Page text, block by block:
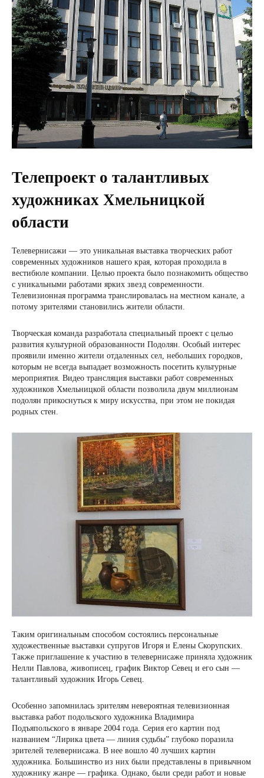
Телепроект о талантливых
художниках Хмельницкой
области
Телевернисажи — это уникальная выставка творческих работ
современных художников нашего края, которая проходила в
вестибюле компании. Целью проекта было познакомить общество
с уникальными работами ярких звезд современности.
Телевизионная программа транслировалась на местном канале, а
потому зрителями становились жители области.
Творческая команда разработала специальный проект с целью
развития культурной образованности Подолян. Особый интерес
проявили именно жители отдаленных сел, небольших городков,
которым не всегда выпадает возможность посетить культурные
мероприятия. Видео трансляция выставки работ современных
художников Хмельницкой области позволила двум миллионам
подолян прикоснуться к миру искусства, при этом не покидая
родных стен.
Таким оригинальным способом состоялись персональные
художественные выставки супругов Игоря и Елены Скорупских.
Также приглашение к участию в телевернисаже приняла художник
Нелли Павлова, живописец, график Виктор Севец и его сын —
талантливый художник Игорь Севец.
Особенно запомнилась зрителям невероятная телевизионная
выставка работ подольского художника Владимира
Подъяпольского в январе 2004 года. Серия его картин под
названием “Лирика цвета — линия судьбы” глубоко поразила
зрителей телевернисажа. В нее вошло 40 лучших картин
художника. Большинство из них были представлены в привычном
художнику жанре — графика. Однако, были среди работ и новые